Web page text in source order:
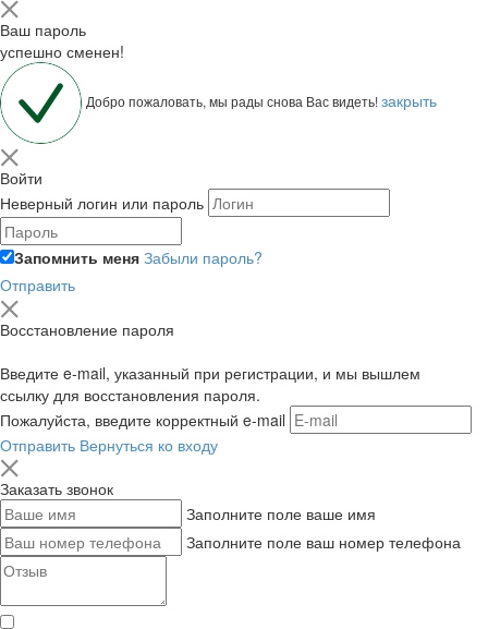
Ваш пароль
успешно сменен!
Добро пожаловать, мы рады снова Вас видеть!закрыть
Войти
Неверный логин или пароль
Запомнить меня Забыли пароль?
Отправить
Восстановление пароля
Введите e-mail, указанный при регистрации, и мы вышлем
ссылку для восстановления пароля.
Пожалуйста, введите корректный e-mail
Отправить Вернуться ко входу
Заказать звонок
Заполните поле ваше имя
Заполните поле ваш номер телефона